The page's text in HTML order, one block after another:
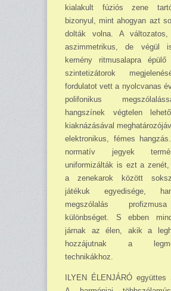
kialakult fúziós zene
bizonyul, mint ahogyan azt
dolták volna. A változatos,
aszimmetrikus, de végül
kemény ritmusalapra
szintetizátorok
fordulatot vett a nyolcvanas
polifo­nikus
hangszínek végtelen
kiaknázásával
elektronikus, fémes
normatív jegyek
uniformizálták is ezt a zenét,
a zenekarok között
játékuk egyedisége,
megszólalás
különbséget. S ebben
járnak az élen, akik a
hozzá­jutnak a
technikákhoz.
ILYEN ÉLENJÁRÓ együttes